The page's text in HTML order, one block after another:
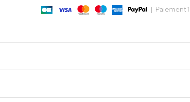
| Paiement